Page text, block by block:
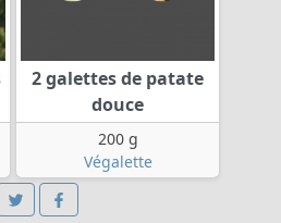
2 galettes de patate
douce
200 g
Végalette